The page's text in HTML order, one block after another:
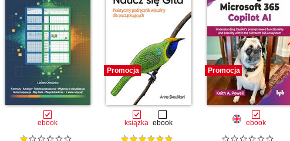
ebook
Promocja
książka ebook
Promocja
ebook